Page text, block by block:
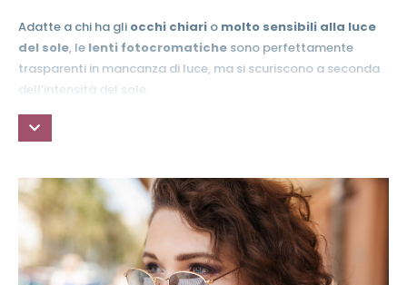
Adatte a chi ha gli occhi chiari o molto sensibili alla luce
del sole, le lenti fotocromatiche sono perfettamente
trasparenti in mancanza di luce, ma si scuriscono a seconda
dell’intensità del sole.
Una soluzione ideale per chi desidera una
costante degli occhi